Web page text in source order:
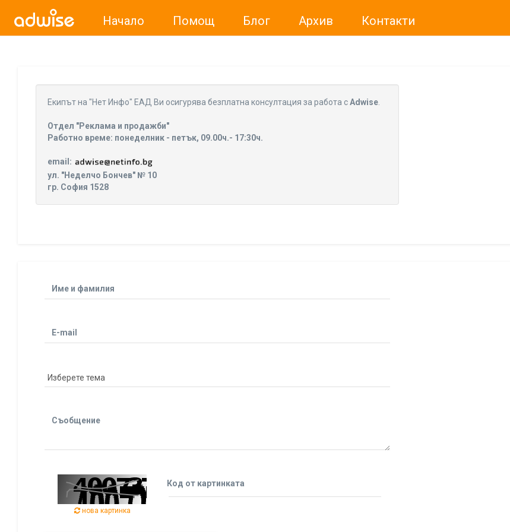
Начало Помощ Блог Архив Контакти
Уважаеми рекламодатели, с настоящото съобщение бихме искали да Ви уведомим, че „Нет Инфо“ ЕАД (
За повече информация, натиснете
Eкипът на "Нет Инфо" ЕАД Ви осигурява безплатна консултация за работа сAdwise.
Отдел "Реклама и продажби"
Работно време: понеделник - петък, 09.00ч.- 17:30ч.
email:
ул. "Неделчо Бончев" № 10
гр. София 1528
Име и фамилия
E-mail
Съобщение
нова картинка
Код от картинката